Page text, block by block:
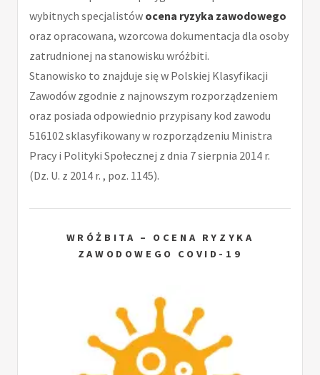
wybitnych specjalistów ocena ryzyka zawodowego
oraz opracowana, wzorcowa dokumentacja dla osoby
zatrudnionej na stanowisku wróżbiti.
Stanowisko to znajduje się w Polskiej Klasyfikacji
Zawodów zgodnie z najnowszym rozporządzeniem
oraz posiada odpowiednio przypisany kod zawodu
516102 sklasyfikowany w rozporządzeniu Ministra
Pracy i Polityki Społecznej z dnia 7 sierpnia 2014 r.
(Dz. U. z 2014 r. , poz. 1145).
WRÓŻBITA – OCENA RYZYKA
ZAWODOWEGO COVID-19